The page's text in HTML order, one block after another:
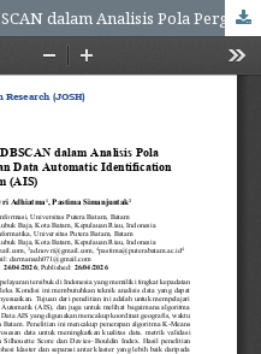
Perbandingan K-Means dan DBSCAN dalam Analisis Pola Pergerakan Kapal Menggunakan Data Automatic Identification System (AIS)